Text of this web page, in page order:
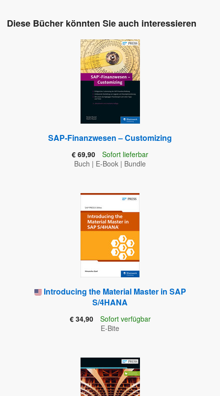
Diese Bücher könnten Sie auch interessieren
SAP-Finanzwesen – Customizing
€ 69,90
Sofort lieferbar
Buch | E-Book | Bundle
Introducing the Material Master in SAP
S/4HANA
€ 34,90
Sofort verfügbar
E-Bite